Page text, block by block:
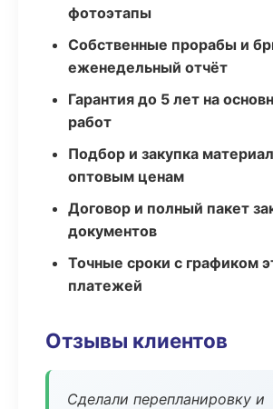
фотоэтапы
Собственные прорабы и
еженедельный отчёт
Гарантия до 5 лет на
работ
Подбор и закупка
оптовым ценам
Договор и полный пакет
документов
Точные сроки с графиком
платежей
Отзывы клиентов
Сделали перепланировку и